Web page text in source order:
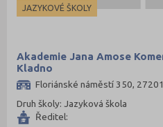
JAZYKOVÉ ŠKOLY
Akademie Jana Amose
Kladno
Floriánské náměstí 350,
Druh školy: Jazyková škola
Ředitel: